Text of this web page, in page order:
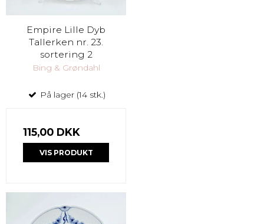
Empire Lille Dyb
Tallerken nr. 23.
sortering 2
Bing & Grøndahl
På lager (14 stk.)
115,00 DKK
VIS PRODUKT